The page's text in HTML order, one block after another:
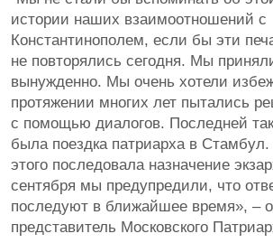
истории наших взаимоотношений с
Константинополем, если бы эти
не повторялись сегодня. Мы
вынужденно. Мы очень хотели
протяжении многих лет пытались
с помощью диалогов. Последней
была поездка патриарха в
этого последовала назначение
сентября мы предупредили, что
последуют в ближайшее время», –
представитель Московского